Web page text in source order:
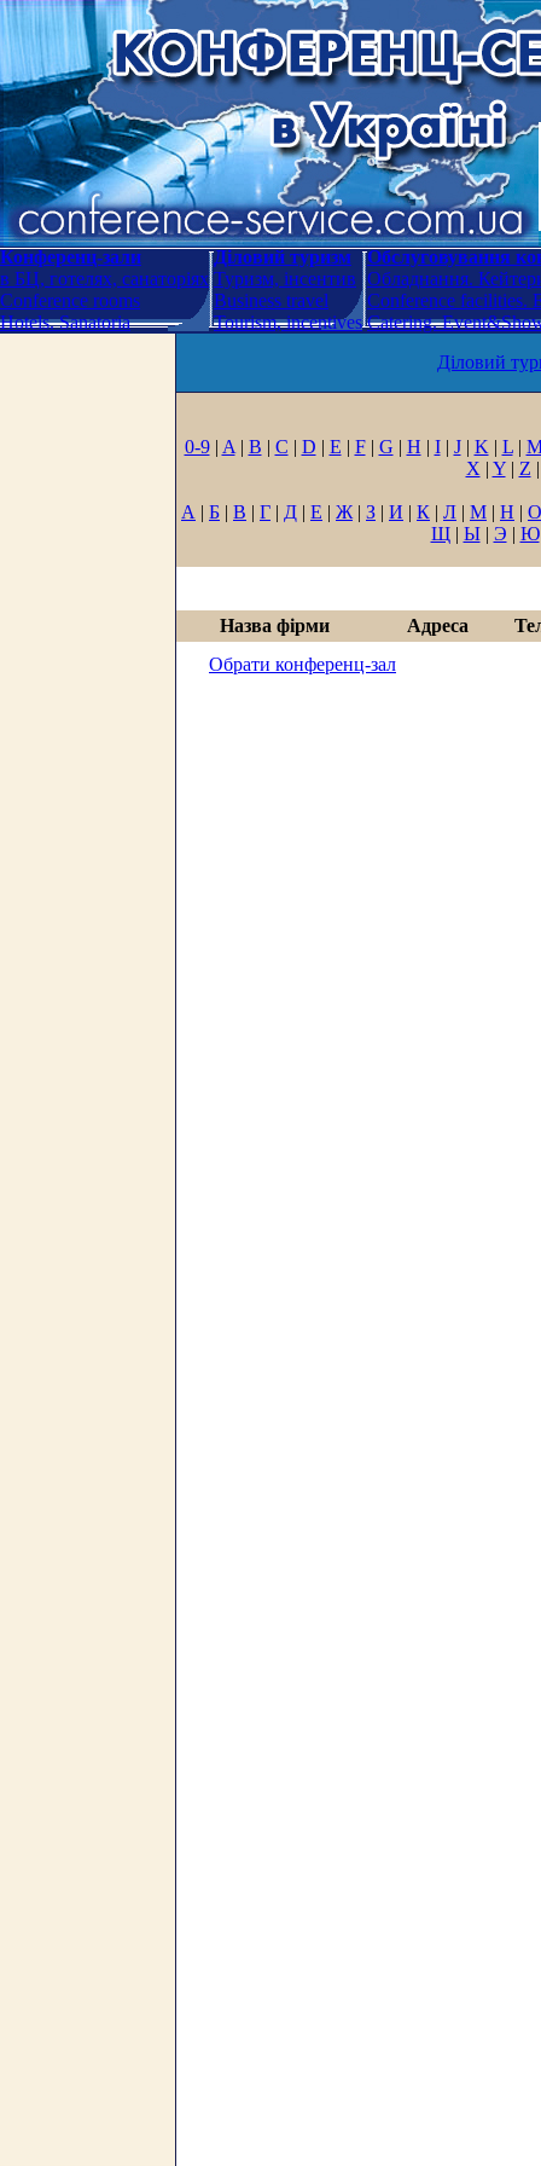
Конференц-зали
в БЦ, готелях, санаторіях
Conference rooms
Hotels. Sanatoria
Діловий туризм
Туризм, інсентив
Business travel
Tourism, incentives
Обслуговування
Обладнання.
Conference facilities.
Catering.
Діловий
0-9| A | B | C | D | E | F| G | H | I| J| K | L|
X | Y| Z |
А | Б | В | Г | Д | Е | Ж | З | И | К | Л | М | Н | О
Щ| Ы| Э | Ю
Назва фірми Адреса
Обрати конференц-зал